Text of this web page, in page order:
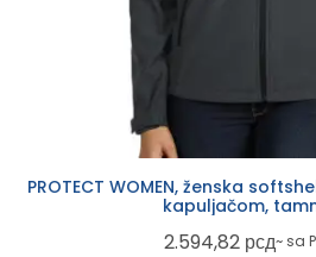
PROTECT WOMEN, ženska
kapuljačom,
2.594,82 рсд~ sa